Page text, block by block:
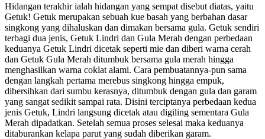
Hidangan terakhir ialah hidangan yang sempat disebut diatas, yaitu
Getuk! Getuk merupakan sebuah kue basah yang berbahan dasar
singkong yang dihaluskan dan dimakan bersama gula. Getuk sendiri
terbagi dua jenis, Getuk Lindri dan Gula Merah dengan perbedaan
keduanya Getuk Lindri dicetak seperti mie dan diberi warna cerah
dan Getuk Gula Merah ditumbuk bersama gula merah hingga
menghasilkan warna coklat alami. Cara pembuatannya-pun sama
dengan langkah pertama merebus singkong hingga empuk,
dibersihkan dari sumbu kerasnya, ditumbuk dengan gula dan garam
yang sangat sedikit sampai rata. Disini terciptanya perbedaan kedua
jenis Getuk, Lindri langsung dicetak atau digiling sementara Gula
Merah dipadatkan. Setelah semua proses selesai maka keduanya
ditaburankan kelapa parut yang sudah diberikan garam.